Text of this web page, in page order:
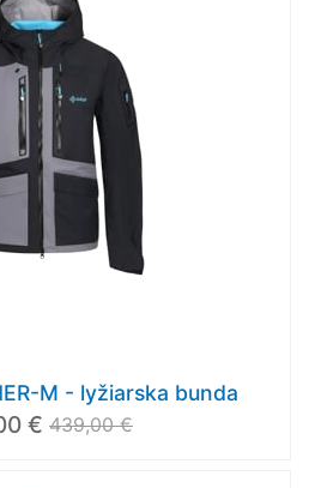
M - lyžiarska bunda
€ 439,00 €